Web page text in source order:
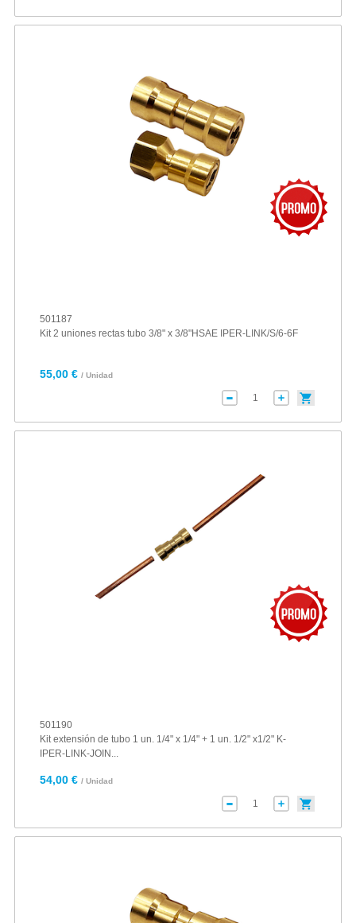
501187
Kit 2 uniones rectas tubo 3/8" x 3/8"HSAE IPER-LINK/S/6-6F
55,00 € / Unidad
501190
Kit extensión de tubo 1 un. 1/4" x 1/4" + 1 un. 1/2" x1/2" K-
IPER-LINK-JOIN...
54,00 € / Unidad